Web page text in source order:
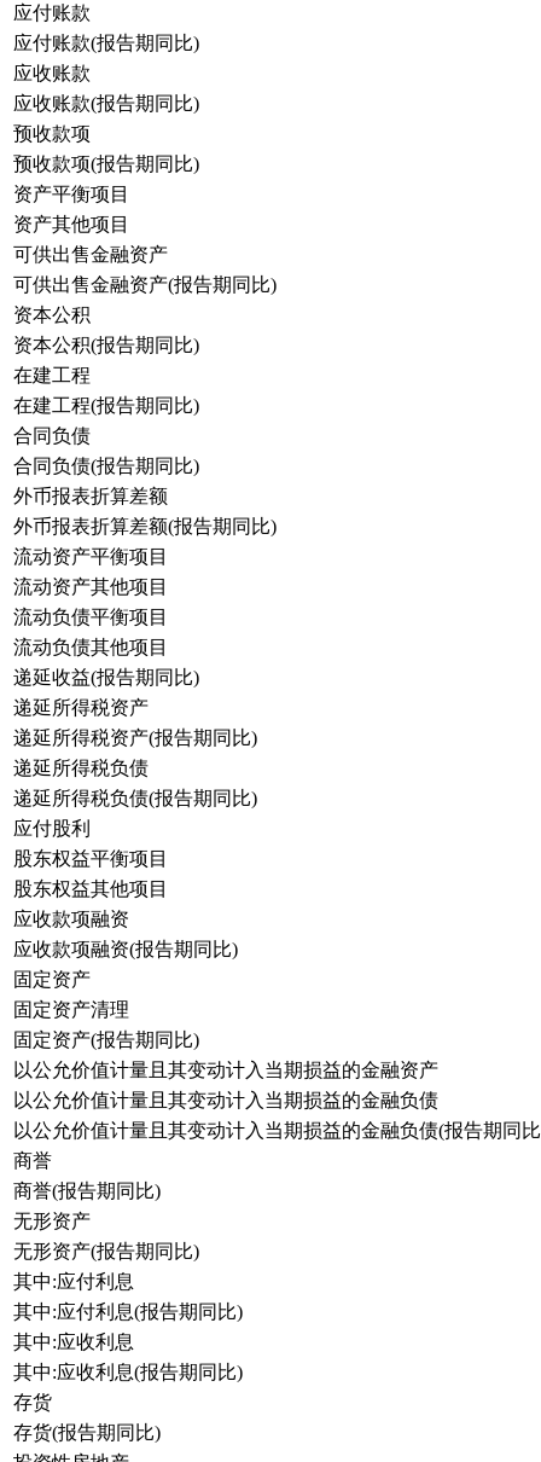
应付账款
应付账款(报告期同比)
应收账款
应收账款(报告期同比)
预收款项
预收款项(报告期同比)
资产平衡项目
资产其他项目
可供出售金融资产
可供出售金融资产(报告期同比)
资本公积
资本公积(报告期同比)
在建工程
在建工程(报告期同比)
合同负债
合同负债(报告期同比)
外币报表折算差额
外币报表折算差额(报告期同比)
流动资产平衡项目
流动资产其他项目
流动负债平衡项目
流动负债其他项目
递延收益(报告期同比)
递延所得税资产
递延所得税资产(报告期同比)
递延所得税负债
递延所得税负债(报告期同比)
应付股利
股东权益平衡项目
股东权益其他项目
应收款项融资
应收款项融资(报告期同比)
固定资产
固定资产清理
固定资产(报告期同比)
以公允价值计量且其变动计入当期损益的金融资产
以公允价值计量且其变动计入当期损益的金融负债
以公允价值计量且其变动计入当期损益的金融负债(报告期同
商誉
商誉(报告期同比)
无形资产
无形资产(报告期同比)
其中:应付利息
其中:应付利息(报告期同比)
其中:应收利息
其中:应收利息(报告期同比)
存货
存货(报告期同比)